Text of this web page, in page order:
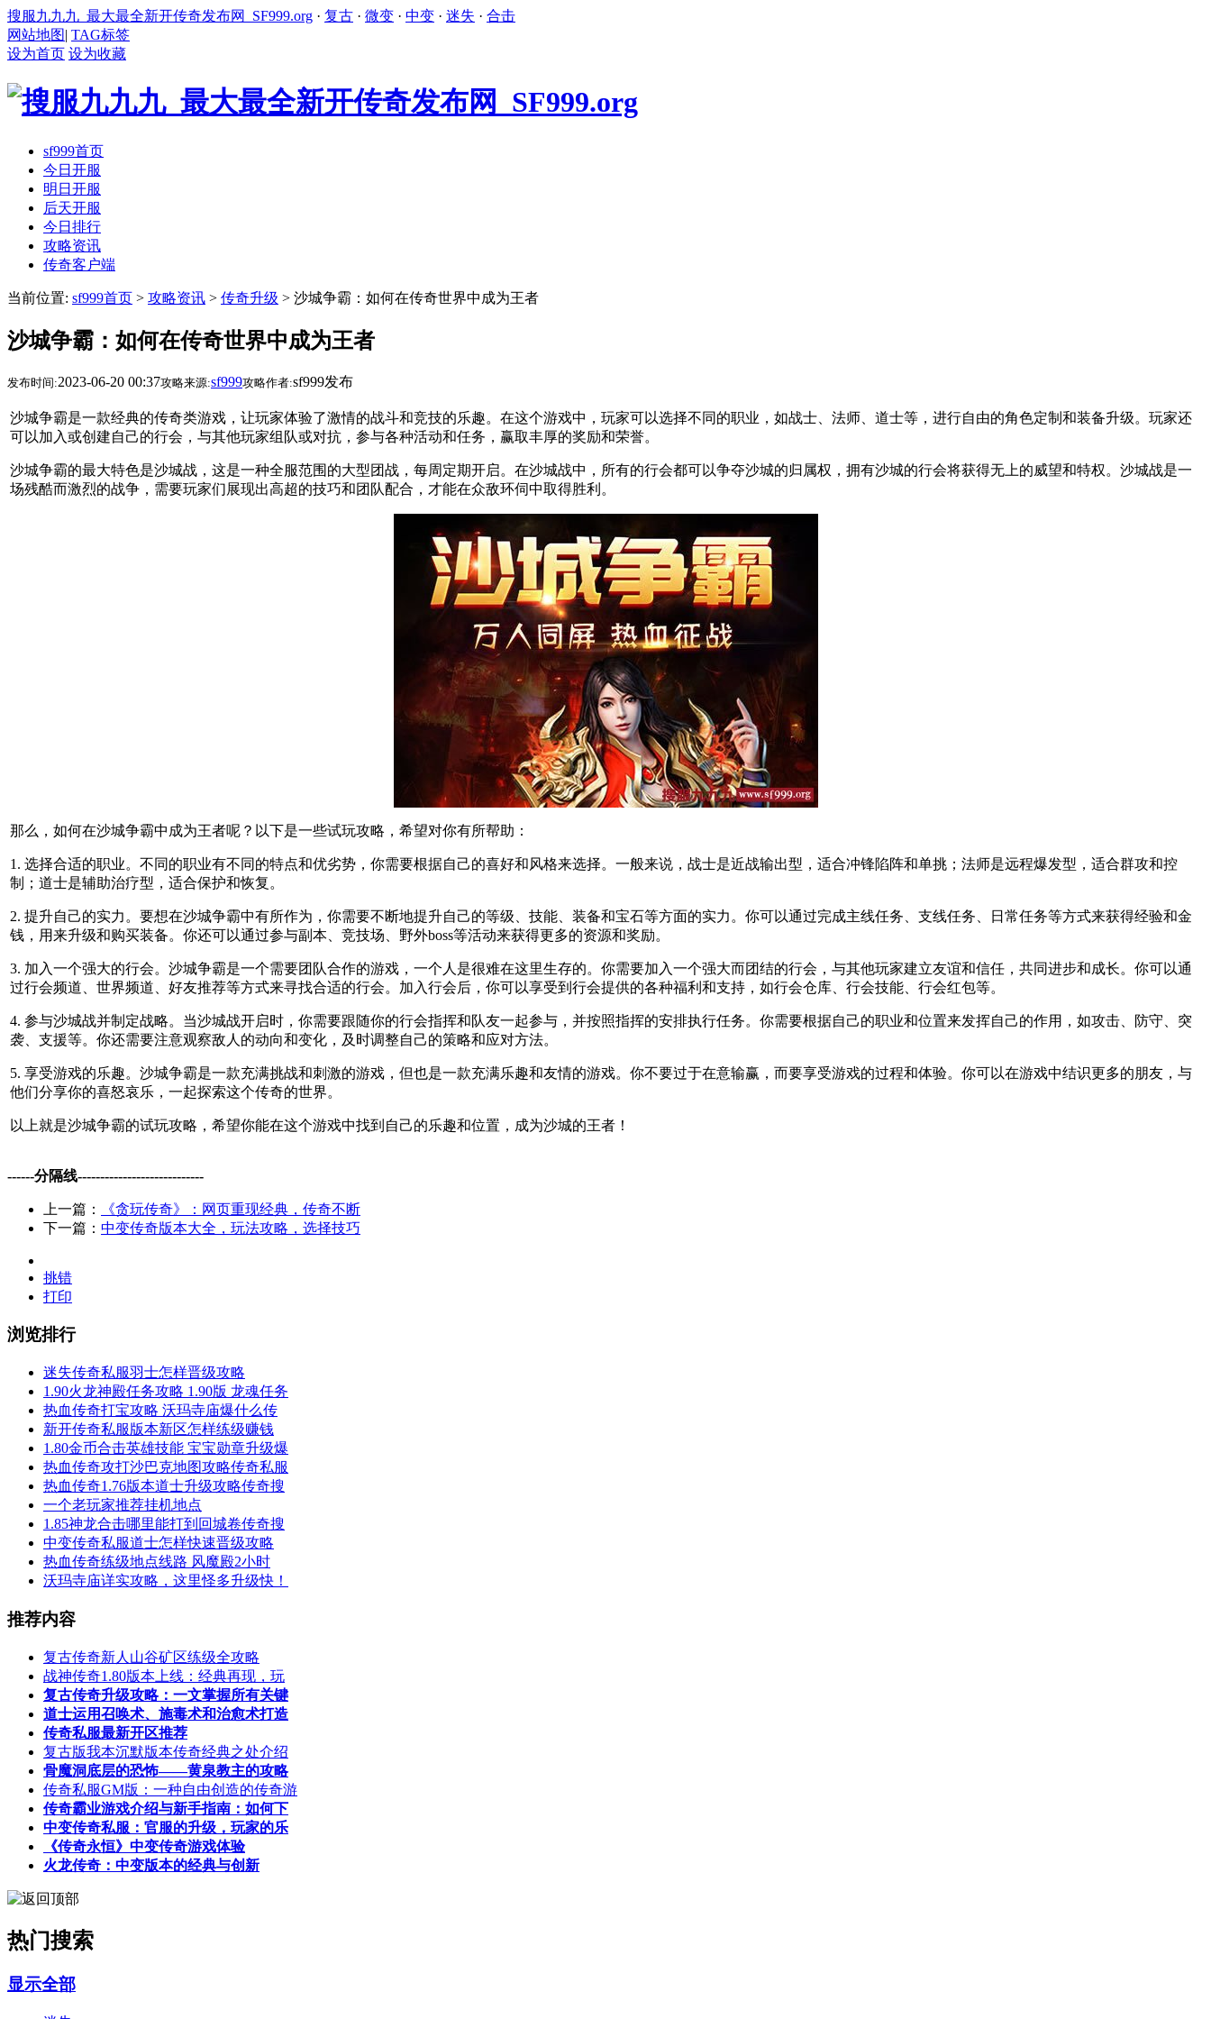
搜服九九九_最大最全新开传奇发布网_SF999.org · 复古 · 微变 · 中变 · 迷失 · 合击
网站地图| TAG标签
设为首页 设为收藏
sf999首页
今日开服
明日开服
后天开服
今日排行
攻略资讯
传奇客户端
当前位置: sf999首页 > 攻略资讯 > 传奇升级 > 沙城争霸：如何在传奇世界中成为王者
沙城争霸：如何在传奇世界中成为王者
发布时间:2023-06-20 00:37攻略来源:sf999攻略作者:sf999发布
沙城争霸是一款经典的传奇类游戏，让玩家体验了激情的战斗和竞技的乐趣。在这个游戏中，玩家可以选择不同的职业，如战士、法师、道士等，进行自由的角色定制和装备升级。玩家还
可以加入或创建自己的行会，与其他玩家组队或对抗，参与各种活动和任务，赢取丰厚的奖励和荣誉。
沙城争霸的最大特色是沙城战，这是一种全服范围的大型团战，每周定期开启。在沙城战中，所有的行会都可以争夺沙城的归属权，拥有沙城的行会将获得无上的威望和特权。沙城战是一
场残酷而激烈的战争，需要玩家们展现出高超的技巧和团队配合，才能在众敌环伺中取得胜利。
那么，如何在沙城争霸中成为王者呢？以下是一些试玩攻略，希望对你有所帮助：
1. 选择合适的职业。不同的职业有不同的特点和优劣势，你需要根据自己的喜好和风格来选择。一般来说，战士是近战输出型，适合冲锋陷阵和单挑；法师是远程爆发型，适合群攻和控
制；道士是辅助治疗型，适合保护和恢复。
2. 提升自己的实力。要想在沙城争霸中有所作为，你需要不断地提升自己的等级、技能、装备和宝石等方面的实力。你可以通过完成主线任务、支线任务、日常任务等方式来获得经验和金
钱，用来升级和购买装备。你还可以通过参与副本、竞技场、野外boss等活动来获得更多的资源和奖励。
3. 加入一个强大的行会。沙城争霸是一个需要团队合作的游戏，一个人是很难在这里生存的。你需要加入一个强大而团结的行会，与其他玩家建立友谊和信任，共同进步和成长。你可以通
过行会频道、世界频道、好友推荐等方式来寻找合适的行会。加入行会后，你可以享受到行会提供的各种福利和支持，如行会仓库、行会技能、行会红包等。
4. 参与沙城战并制定战略。当沙城战开启时，你需要跟随你的行会指挥和队友一起参与，并按照指挥的安排执行任务。你需要根据自己的职业和位置来发挥自己的作用，如攻击、防守、突
袭、支援等。你还需要注意观察敌人的动向和变化，及时调整自己的策略和应对方法。
5. 享受游戏的乐趣。沙城争霸是一款充满挑战和刺激的游戏，但也是一款充满乐趣和友情的游戏。你不要过于在意输赢，而要享受游戏的过程和体验。你可以在游戏中结识更多的朋友，与
他们分享你的喜怒哀乐，一起探索这个传奇的世界。
以上就是沙城争霸的试玩攻略，希望你能在这个游戏中找到自己的乐趣和位置，成为沙城的王者！
------分隔线----------------------------
上一篇：
《贪玩传奇》：网页重现经典，传奇不断
下一篇： 中变传奇版本大全，玩法攻略，选择技巧
挑错
打印
浏览排行
迷失传奇私服羽士怎样晋级攻略
1.90火龙神殿任务攻略 1.90版 龙魂任务
热血传奇打宝攻略 沃玛寺庙爆什么传
新开传奇私服版本新区怎样练级赚钱
1.80金币合击英雄技能 宝宝勋章升级爆
热血传奇攻打沙巴克地图攻略传奇私服
热血传奇1.76版本道士升级攻略传奇搜
一个老玩家推荐挂机地点
1.85神龙合击哪里能打到回城卷传奇搜
中变传奇私服道士怎样快速晋级攻略
热血传奇练级地点线路 风魔殿2小时
沃玛寺庙详实攻略，这里怪多升级快！
推荐内容
复古传奇新人山谷矿区练级全攻略
战神传奇1.80版本上线：经典再现，玩
复古传奇升级攻略：一文掌握所有关键
道士运用召唤术、施毒术和治愈术打造
传奇私服最新开区推荐
复古版我本沉默版本传奇经典之处介绍
骨魔洞底层的恐怖——黄泉教主的攻略
传奇私服GM版：一种自由创造的传奇游
传奇霸业游戏介绍与新手指南：如何下
中变传奇私服：官服的升级，玩家的乐
《传奇永恒》中变传奇游戏体验
火龙传奇：中变版本的经典与创新
热门搜索
显示全部